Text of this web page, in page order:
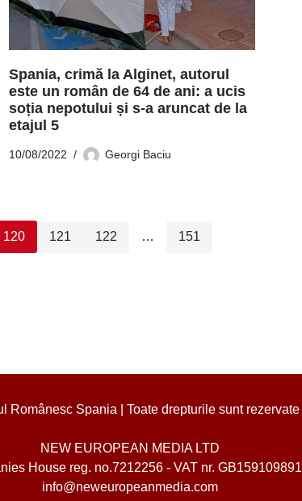
Spania, crimă la Alginet, autorul
este un român de 64 de ani: a ucis
soția nepotului și s-a aruncat de la
etajul 5
10/08/2022 Georgi Baciu
120 121 122 … 151
Românesc Spania | Toate drepturile sunt rezervate
NEW EUROPEAN MEDIA LTD
House reg. no.7212256 - VAT nr. GB159109891
info@neweuropeanmedia.com